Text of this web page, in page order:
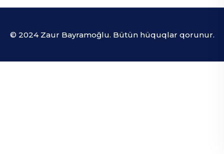
© 2024 Zaur Bayramoğlu. Bütün hüquqlar qorunur.